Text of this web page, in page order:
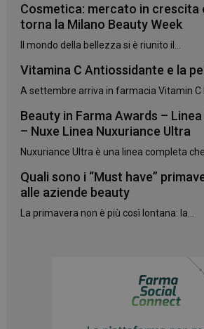
Cosmetica: mercato in crescita
torna la Milano Beauty Week
Il mondo della bellezza si è riunito il...
Vitamina C Antiossidante e la
A settembre arriva in farmacia Vitamin C
Beauty in Farma Awards – Linea
– Nuxe Linea Nuxuriance Ultra
Nuxuriance Ultra è una linea completa che
Quali sono i “Must have”
alle aziende beauty
La primavera non è più così lontana: la...